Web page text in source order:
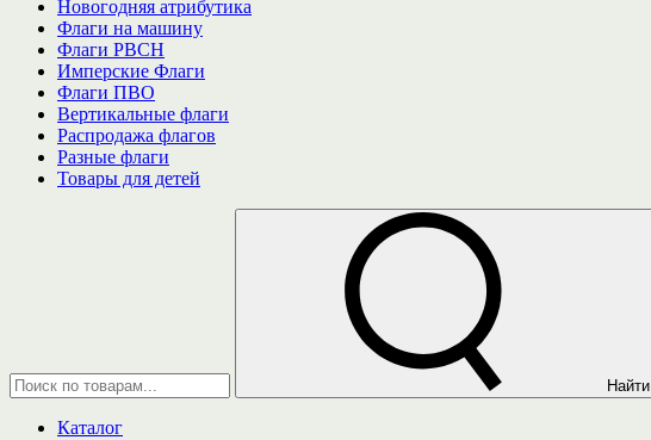
Новогодняя атрибутика
Флаги на машину
Флаги РВСН
Имперские Флаги
Флаги ПВО
Вертикальные флаги
Распродажа флагов
Разные флаги
Товары для детей
Найти
Каталог